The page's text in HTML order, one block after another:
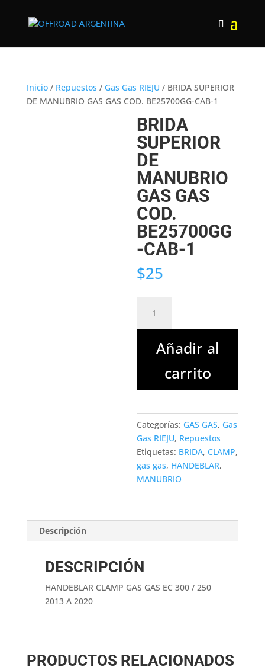
Inicio/ Repuestos / Gas Gas RIEJU / BRIDA SUPERIOR
DE MANUBRIO GAS GAS COD. BE25700GG-CAB-1
BRIDA
SUPERIOR
DE
MANUBRIO
GAS GAS
COD.
BE25700GG
-CAB-1
$25
SUPERIOR
DE
MANUBRIO
CAB-
1
cantidad
Añadir al
carrito
Categorías: GAS GAS, Gas
Gas RIEJU, Repuestos
Etiquetas: BRIDA,CLAMP,
gas gas, HANDEBLAR,
MANUBRIO
Descripción
DESCRIPCIÓN
HANDEBLAR CLAMP GAS GAS EC 300 / 250
2013 A 2020
PRODUCTOS RELACIONADOS